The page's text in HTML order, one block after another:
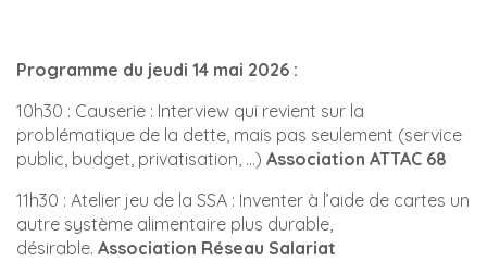
Programme du jeudi 14 mai 2026 :
10h30 : Causerie : Interview qui revient sur la
problématique de la dette, mais pas seulement (service
public, budget, privatisation, …) Association ATTAC 68
11h30 : Atelier jeu de la SSA : Inventer à l’aide de cartes un
autre système alimentaire plus durable,
désirable. Association Réseau Salariat